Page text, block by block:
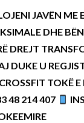
JAVËN ME
DHE
DREJT
DUKE U
TOKË E
48 214 407